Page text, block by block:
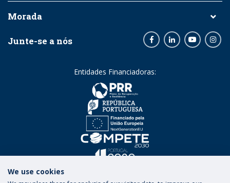
Morada
Junte-se a nós FacebookLinkedInYoutube
Entidades Financiadoras:
We use cookies